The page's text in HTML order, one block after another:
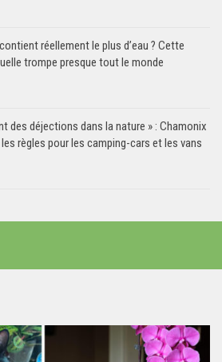
réellement le plus d’eau ? Cette
trompe presque tout le monde
des déjections dans la nature » : Chamonix
règles pour les camping-cars et les vans